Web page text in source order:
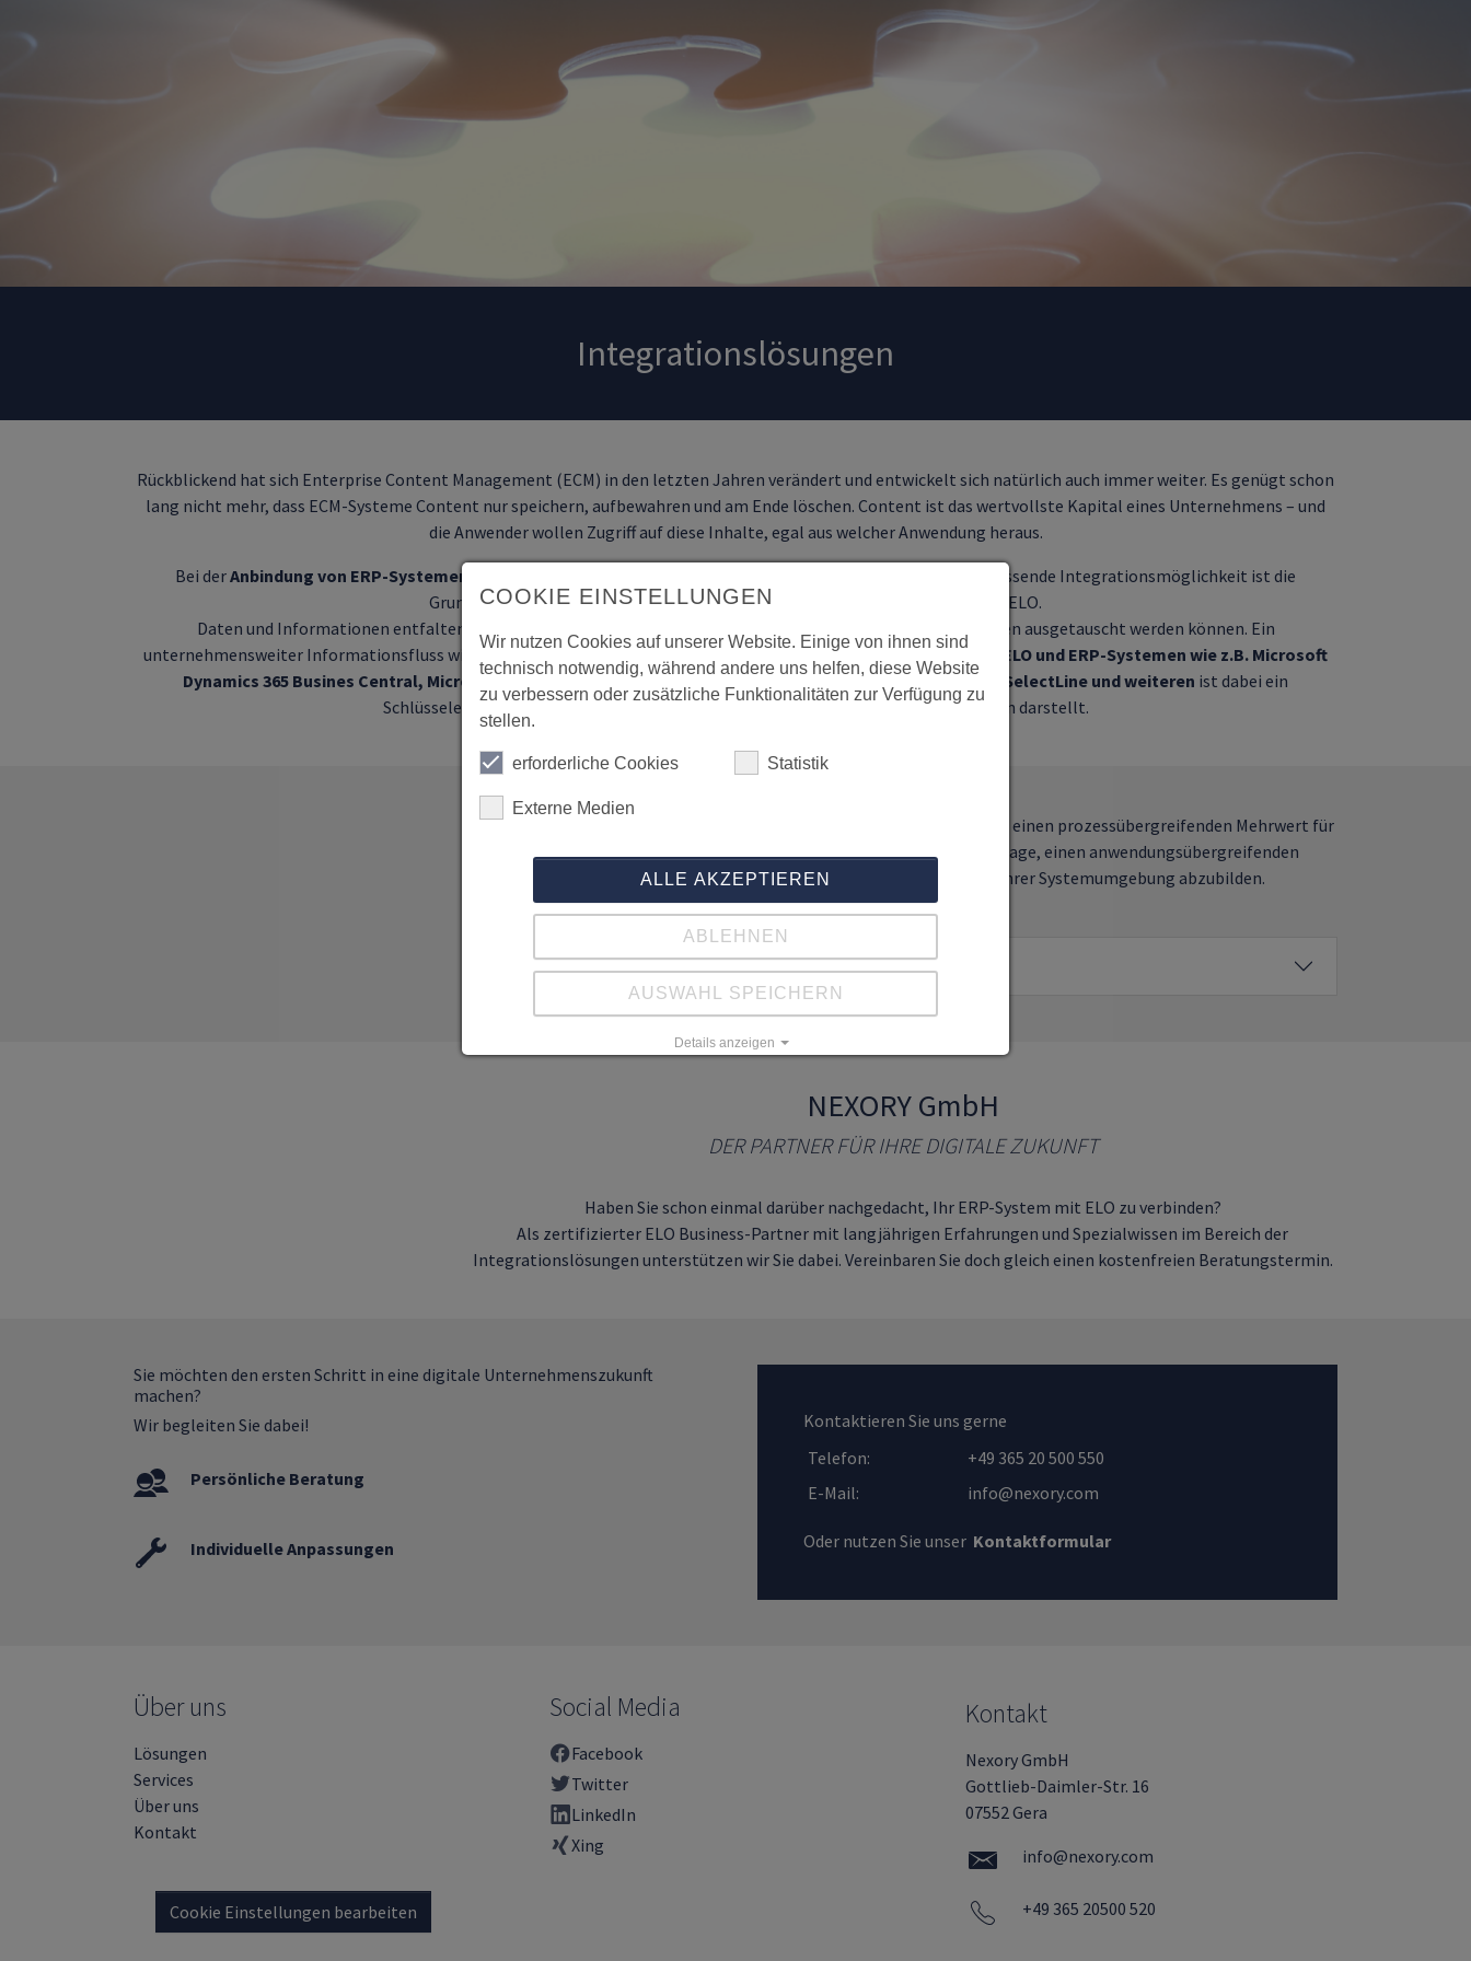
Integrationslösungen
Rückblickend hat sich Enterprise Content Management (ECM) in den letzten Jahren verändert und entwickelt sich natürlich auch immer weiter. Es genügt schon
lang nicht mehr, dass ECM-Systeme Content nur speichern, aufbewahren und am Ende löschen. Content ist das wertvollste Kapital eines Unternehmens – und
die Anwender wollen Zugriff auf diese Inhalte, egal aus welcher Anwendung heraus.
Bei derAnbindung von ERP-Systemen
kommen nun unsere NEXORY ECM Solutions ins Spiel - denn - eine umfassende Integrationsmöglichkeit ist die
Grundvoraussetzung für erfolgreiches Enterprise-Content-Management mit ELO.
Daten und Informationen entfalten ihren vollen Nutzen erst, wenn sie problemlos mit anderen Anwendungen ausgetauscht werden können. Ein
unternehmensweiter Informationsfluss wird durch die Vermeidung von Medienbrüchen erreicht. Die Kopplung von ELO und ERP-Systemen wie z.B. Microsoft
Dynamics 365 Busines Central, Microsoft Dynamics NAV, SAP NetWeaver®- und SAP S/4HANA®-Systemen, SelectLine und weiteren ist dabei ein
Schlüsselelement, welches unsere systemunabhängige und flexible ERP-Integration darstellt.
Über intelligente Mechanismen bieten Ihnen die NEXORY ECM Solutions einen prozessübergreifenden Mehrwert für
die Bereitstellung erforderlicher Informationen. So sind wir in der Lage, einen anwendungsübergreifenden
Geschäftsprozess vollumfänglich digitalisiert und effizient in Ihrer Systemumgebung abzubilden.
Ihre Vorteile
NEXORY GmbH
DER PARTNER FÜR IHRE DIGITALE ZUKUNFT
Haben Sie schon einmal darüber nachgedacht, Ihr ERP-System mit ELO zu verbinden?
Als zertifizierter ELO Business-Partner mit langjährigen Erfahrungen und Spezialwissen im Bereich der
Integrationslösungen unterstützen wir Sie dabei. Vereinbaren Sie doch gleich einen kostenfreien Beratungstermin.
Sie möchten den ersten Schritt in eine digitale Unternehmenszukunft
machen?
Wir begleiten Sie dabei!
Persönliche Beratung
Individuelle Anpassungen
Kontaktieren Sie uns gerne
Telefon:
+49 365 20 500 550
E-Mail:
info@nexory.com
Oder nutzen Sie unser Kontaktformular
Über uns
Lösungen
Services
Über uns
Kontakt
Cookie Einstellungen bearbeiten
Social Media
Facebook
Twitter
LinkedIn
Xing
Kontakt
Nexory GmbH
Gottlieb-Daimler-Str. 16
07552 Gera
info@nexory.com
+49 365 20500 520
COOKIE EINSTELLUNGEN
Wir nutzen Cookies auf unserer Website. Einige von ihnen sind
technisch notwendig, während andere uns helfen, diese Website
zu verbessern oder zusätzliche Funktionalitäten zur Verfügung zu
stellen.
erforderliche Cookies Statistik
Externe Medien
ALLE AKZEPTIEREN
ABLEHNEN
AUSWAHL SPEICHERN
Details anzeigen